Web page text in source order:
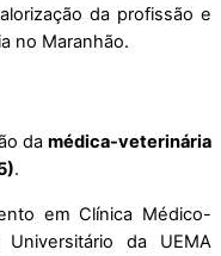
da profissão e
no Maranhão.
da médica-veterinária
.
em Clínica Médico-
da UEMA